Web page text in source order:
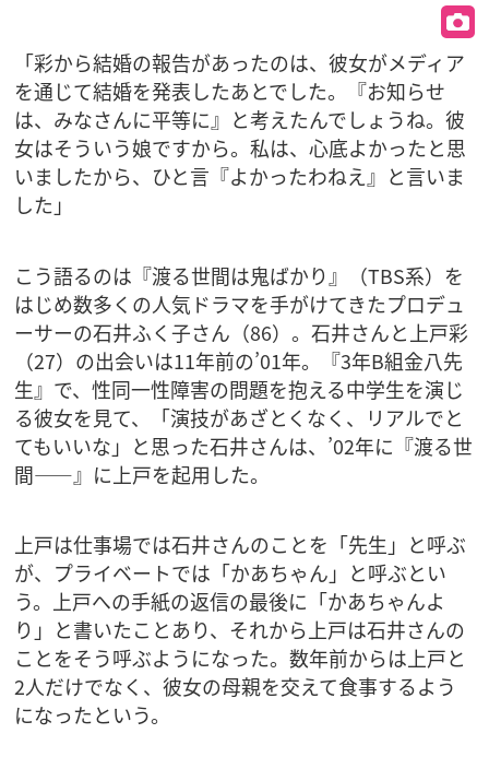
「彩から結婚の報告があったのは、彼女がメディア
を通じて結婚を発表したあとでした。『お知らせ
は、みなさんに平等に』と考えたんでしょうね。彼
女はそういう娘ですから。私は、心底よかったと思
いましたから、ひと言『よかったわねえ』と言いま
した」
こう語るのは『渡る世間は鬼ばかり』（TBS系）を
はじめ数多くの人気ドラマを手がけてきたプロデュ
ーサーの石井ふく子さん（86）。石井さんと上戸彩
（27）の出会いは11年前の’01年。『3年B組金八先
生』で、性同一性障害の問題を抱える中学生を演じ
る彼女を見て、「演技があざとくなく、リアルでと
てもいいな」と思った石井さんは、’02年に『渡る世
間――』に上戸を起用した。
上戸は仕事場では石井さんのことを「先生」と呼ぶ
が、プライベートでは「かあちゃん」と呼ぶとい
う。上戸への手紙の返信の最後に「かあちゃんよ
り」と書いたことあり、それから上戸は石井さんの
ことをそう呼ぶようになった。数年前からは上戸と
2人だけでなく、彼女の母親を交えて食事するよう
になったという。